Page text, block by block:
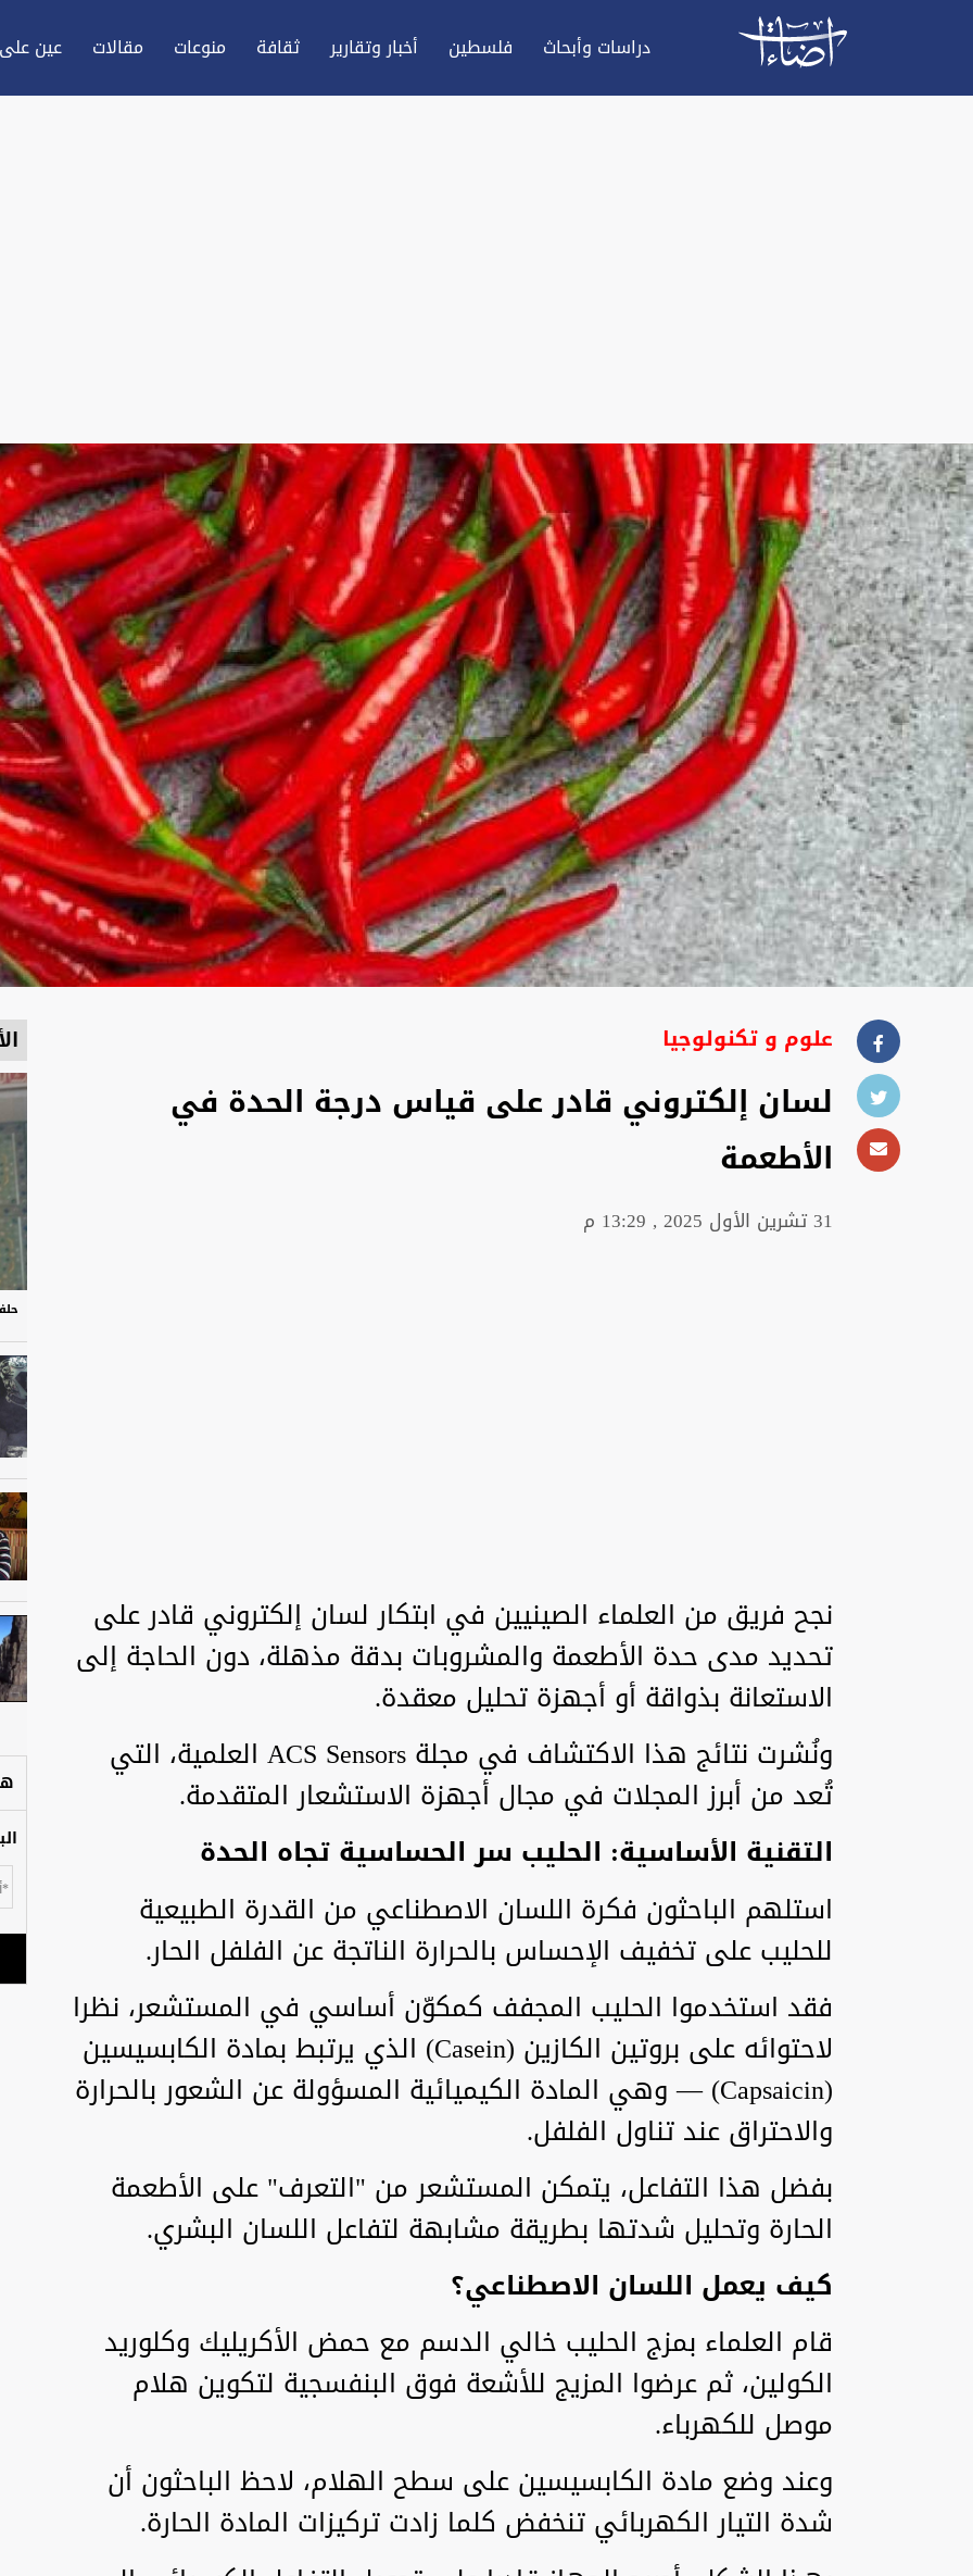
دراسات وأبحاث فلسطين أخبار وتقارير ثقافة منوعات مقالات عين
علوم و تكنولوجيا
لسان إلكتروني قادر على قياس درجة الحدة في
الأطعمة
31 تشرين الأول 2025 , 13:29 م
نجح فريق من العلماء الصينيين في ابتكار لسان إلكتروني قادر على
تحديد مدى حدة الأطعمة والمشروبات بدقة مذهلة، دون الحاجة إلى
الاستعانة بذواقة أو أجهزة تحليل معقدة.
ونُشرت نتائج هذا الاكتشاف في مجلة ACS Sensors العلمية، التي
تُعد من أبرز المجلات في مجال أجهزة الاستشعار المتقدمة.
التقنية الأساسية: الحليب سر الحساسية تجاه الحدة
استلهم الباحثون فكرة اللسان الاصطناعي من القدرة الطبيعية
للحليب على تخفيف الإحساس بالحرارة الناتجة عن الفلفل الحار.
فقد استخدموا الحليب المجفف كمكوّن أساسي في المستشعر، نظرا
لاحتوائه على بروتين الكازين (Casein) الذي يرتبط بمادة الكابسيسين
(Capsaicin) — وهي المادة الكيميائية المسؤولة عن الشعور بالحرارة
والاحتراق عند تناول الفلفل.
بفضل هذا التفاعل، يتمكن المستشعر من "التعرف" على الأطعمة
الحارة وتحليل شدتها بطريقة مشابهة لتفاعل اللسان البشري.
كيف يعمل اللسان الاصطناعي؟
قام العلماء بمزج الحليب خالي الدسم مع حمض الأكريليك وكلوريد
الكولين، ثم عرضوا المزيج للأشعة فوق البنفسجية لتكوين هلام
موصل للكهرباء.
وعند وضع مادة الكابسيسين على سطح الهلام، لاحظ الباحثون أن
شدة التيار الكهربائي تنخفض كلما زادت تركيزات المادة الحارة.